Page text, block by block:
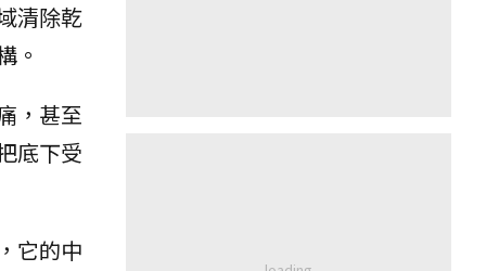
清除乾
。
，甚至
底下受
它的中